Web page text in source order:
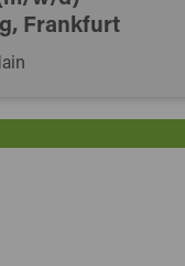
Frankfurt